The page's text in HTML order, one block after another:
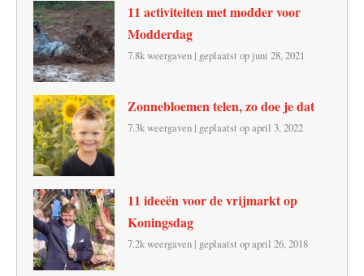
11 activiteiten met modder voor
Modderdag
7.8k weergaven | geplaatst op juni 28, 2021
Zonnebloemen telen, zo doe je dat
7.3k weergaven | geplaatst op april 3, 2022
11 ideeën voor de vrijmarkt op
Koningsdag
7.2k weergaven | geplaatst op april 26, 2018